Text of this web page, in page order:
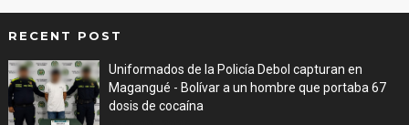
RECENT POST
Uniformados de la Policía Debol capturan en
Magangué - Bolívar a un hombre que portaba 67
dosis de cocaína